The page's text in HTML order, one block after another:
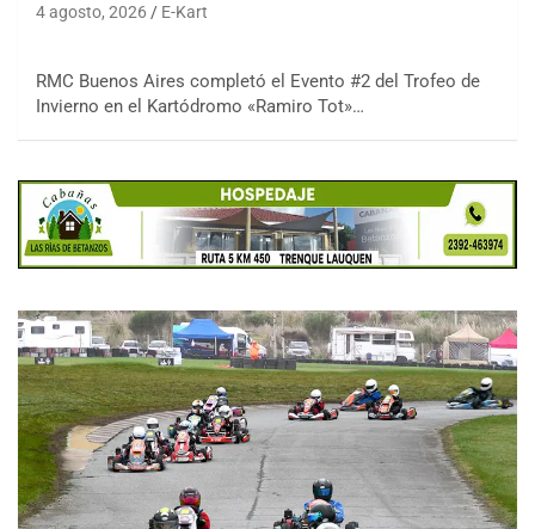
4 agosto, 2026 E-Kart
RMC Buenos Aires completó el Evento #2 del Trofeo de
Invierno en el Kartódromo «Ramiro Tot»…